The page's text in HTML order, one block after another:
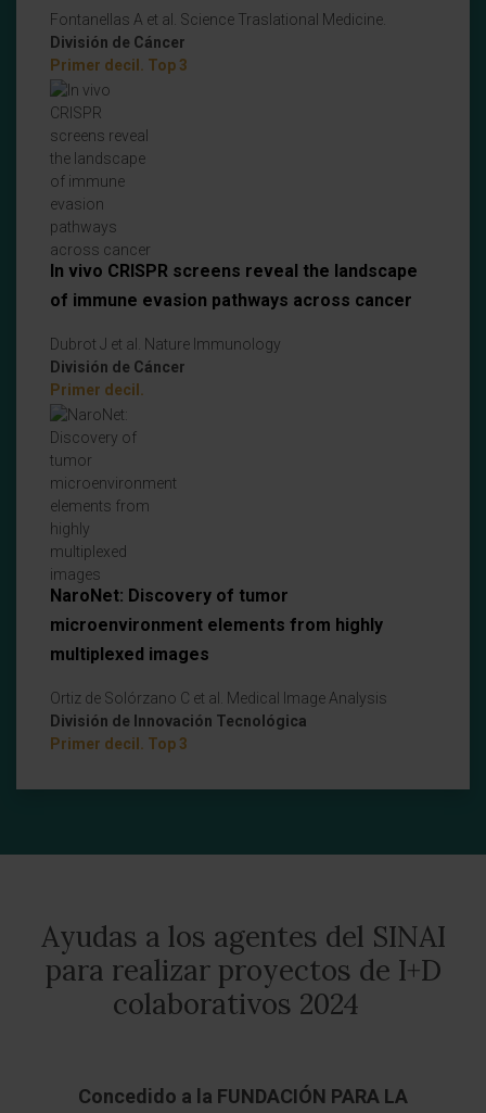
Fontanellas A et al. Science Traslational Medicine.
División de Cáncer
Primer decil. Top 3
In vivo CRISPR screens reveal the landscape
of immune evasion pathways across cancer
Dubrot J et al. Nature Immunology
División de Cáncer
Primer decil.
NaroNet: Discovery of tumor
microenvironment elements from highly
multiplexed images
Ortiz de Solórzano C et al. Medical Image Analysis
División de Innovación Tecnológica
Primer decil. Top 3
Ayudas a los agentes del SINAI
para realizar proyectos de I+D
colaborativos 2024
Concedido a la FUNDACIÓN PARA LA